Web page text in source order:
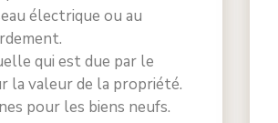
électrique ou au
qui est due par le
la valeur de la propriété.
pour les biens neufs.